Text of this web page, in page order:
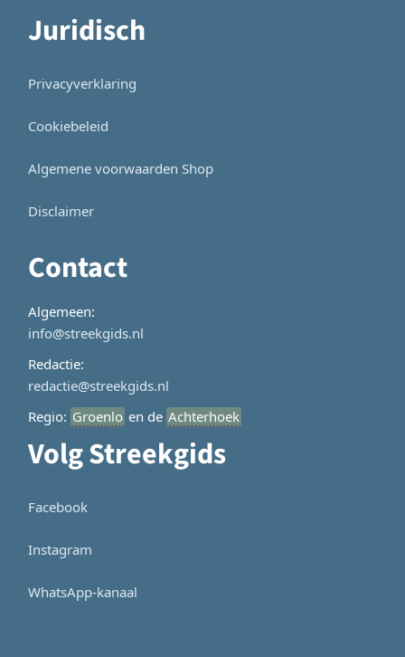
Juridisch
Privacyverklaring
Cookiebeleid
Algemene voorwaarden Shop
Disclaimer
Contact
Algemeen:
info@streekgids.nl
Redactie:
redactie@streekgids.nl
Regio: Groenlo en de Achterhoek
Volg Streekgids
Facebook
Instagram
WhatsApp-kanaal